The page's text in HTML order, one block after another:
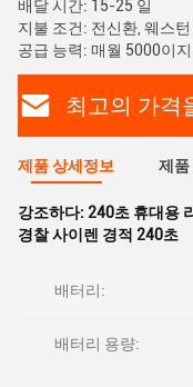
배달 시간: 15-25 일
지불 조건: 전신환, 웨스
공급 능력: 매월 5000이
최고의 가격
제품 상세정보 제품
강조하다: 240초 휴대용
경찰 사이렌 경적 240초
배터리:
배터리 용량: